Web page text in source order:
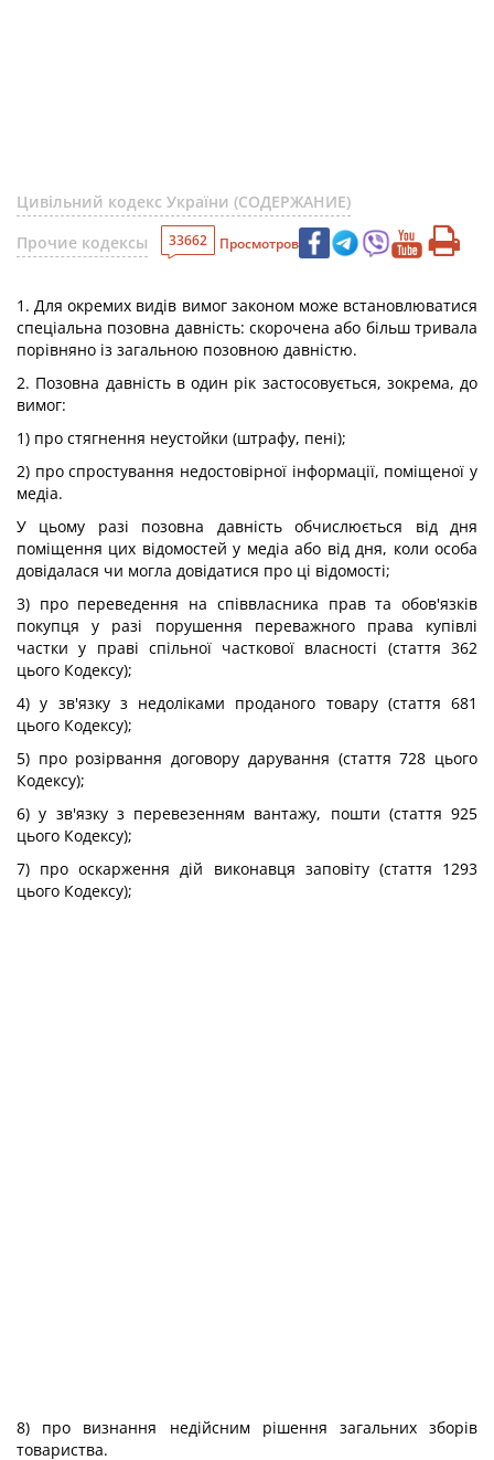
Цивільний кодекс України (СОДЕРЖАНИЕ)
Прочие кодексы
33662 Просмотров
1. Для окремих видів вимог законом може встановлюватися
спеціальна позовна давність: скорочена або більш тривала
порівняно із загальною позовною давністю.
2. Позовна давність в один рік застосовується, зокрема, до
вимог:
1) про стягнення неустойки (штрафу, пені);
2) про спростування недостовірної інформації, поміщеної у
медіа.
У цьому разі позовна давність обчислюється від дня
поміщення цих відомостей у медіа або від дня, коли особа
довідалася чи могла довідатися про ці відомості;
3) про переведення на співвласника прав та обов'язків
покупця у разі порушення переважного права купівлі
частки у праві спільної часткової власності (стаття 362
цього Кодексу);
4) у зв'язку з недоліками проданого товару (стаття 681
цього Кодексу);
5) про розірвання договору дарування (стаття 728 цього
Кодексу);
6) у зв'язку з перевезенням вантажу, пошти (стаття 925
цього Кодексу);
7) про оскарження дій виконавця заповіту (стаття 1293
цього Кодексу);
8) про визнання недійсним рішення загальних зборів
товариства.